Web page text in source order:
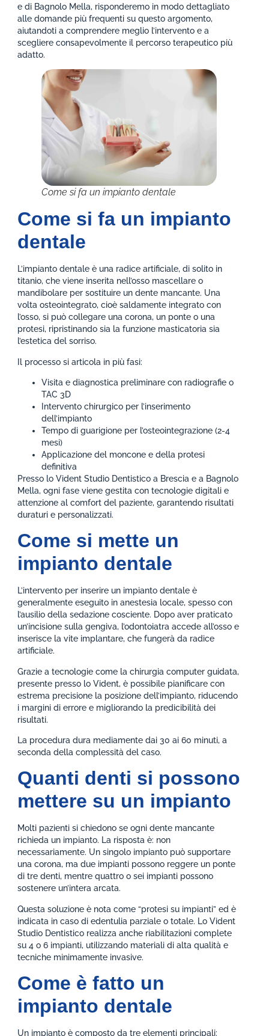
e di Bagnolo Mella, risponderemo in modo dettagliato
alle domande più frequenti su questo argomento,
aiutandoti a comprendere meglio l’intervento e a
scegliere consapevolmente il percorso terapeutico più
adatto.
Come si fa un impianto dentale
Come si fa un impianto
dentale
L’impianto dentale è una radice artificiale, di solito in
titanio, che viene inserita nell’osso mascellare o
mandibolare per sostituire un dente mancante. Una
volta osteointegrato, cioè saldamente integrato con
l’osso, si può collegare una corona, un ponte o una
protesi, ripristinando sia la funzione masticatoria sia
l’estetica del sorriso.
Il processo si articola in più fasi:
Visita e diagnostica preliminare con radiografie o
TAC 3D
Intervento chirurgico per l’inserimento
dell’impianto
Tempo di guarigione per l’osteointegrazione (2-4
mesi)
Applicazione del moncone e della protesi
definitiva
Presso lo Vident Studio Dentistico a Brescia e a Bagnolo
Mella, ogni fase viene gestita con tecnologie digitali e
attenzione al comfort del paziente, garantendo risultati
duraturi e personalizzati.
Come si mette un
impianto dentale
L’intervento per inserire un impianto dentale è
generalmente eseguito in anestesia locale, spesso con
l’ausilio della sedazione cosciente. Dopo aver praticato
un’incisione sulla gengiva, l’odontoiatra accede all’osso e
inserisce la vite implantare, che fungerà da radice
artificiale.
Grazie a tecnologie come la chirurgia computer guidata,
presente presso lo Vident, è possibile pianificare con
estrema precisione la posizione dell’impianto, riducendo
i margini di errore e migliorando la predicibilità dei
risultati.
La procedura dura mediamente dai 30 ai 60 minuti, a
seconda della complessità del caso.
Quanti denti si possono
mettere su un impianto
Molti pazienti si chiedono se ogni dente mancante
richieda un impianto. La risposta è: non
necessariamente. Un singolo impianto può supportare
una corona, ma due impianti possono reggere un ponte
di tre denti, mentre quattro o sei impianti possono
sostenere un’intera arcata.
Questa soluzione è nota come “protesi su impianti” ed è
indicata in caso di edentulia parziale o totale. Lo Vident
Studio Dentistico realizza anche riabilitazioni complete
su 4 o 6 impianti, utilizzando materiali di alta qualità e
tecniche minimamente invasive.
Come è fatto un
impianto dentale
Un impianto è composto da tre elementi principali: